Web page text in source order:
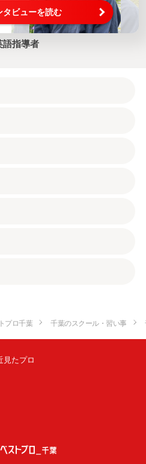
タビューを読む
語指導者
プロ千葉 千葉のスクール・習い事
見たプロ